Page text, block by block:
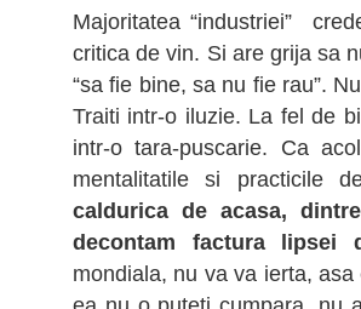
Majoritatea “industriei”
critica de vin. Si are grija sa
“sa fie bine, sa nu fie rau”.
Traiti intr-o iluzie. La fel de
intr-o tara-puscarie. Ca
mentalitatile si practicile
caldurica de acasa,
decontam factura lipsei
mondiala, nu va va ierta,